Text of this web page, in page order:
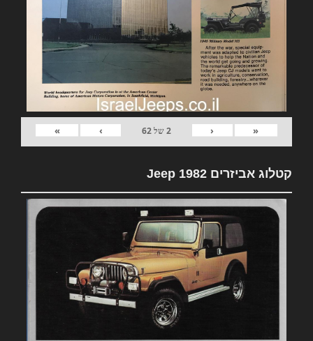
«
‹
2של62
›
»
קטלוג אביזרים 1982 Jeep